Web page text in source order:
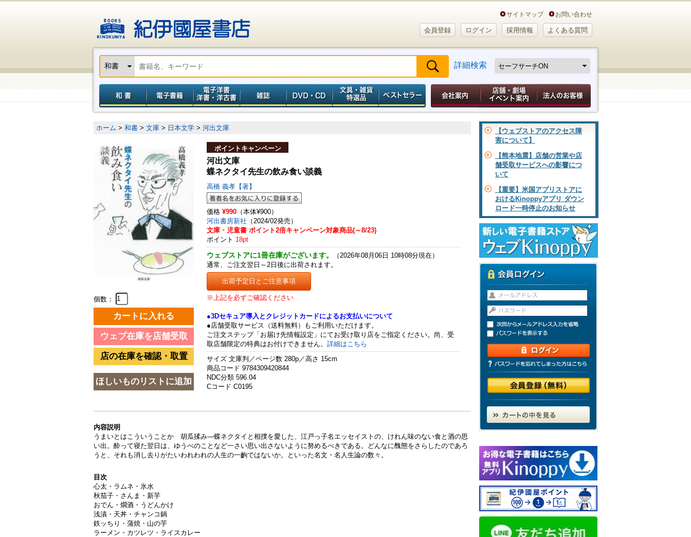
サイトマップ お問い合わせ
会員登録 ログイン 採用情報 よくある質問
詳細検索
ホーム > 和書 > 文庫 > 日本文学 > 河出文庫
個数：
ポイントキャンペーン
河出文庫
蝶ネクタイ先生の飲み食い談義
高橋 義孝【著】
価格 ¥990 （本体¥900）
河出書房新社 （2024/02発売）
文庫・児童書 ポイント2倍キャンペーン対象商品(～8/23)
ポイント 18pt
ウェブストアに1冊在庫がございます。
（2026年08月06日 10時08分現在）
通常、ご注文翌日～2日後に出荷されます。
出荷予定日とご注意事項
※上記を必ずご確認ください
●3Dセキュア導入とクレジットカードによるお支払いについて
●店舗受取サービス（送料無料）もご利用いただけます。
ご注文ステップ「お届け先情報設定」にてお受け取り店をご指定ください。尚、受
取店舗限定の特典はお付けできません。 詳細はこちら
サイズ 文庫判／ページ数 280p／高さ 15cm
商品コード 9784309420844
NDC分類 596.04
Cコード C0195
内容説明
うまいとはこういうことか 胡瓜揉み―蝶ネクタイと相撲を愛した、江戸っ子名エッセイストの、けれん味のない食と酒の思
い出。酔って寝た翌日は、ゆうべのことなど一さい思い出さないように努めるべきである。どんなに醜態をさらしたのであろ
うと、それも消し去りがたいわれわれの人生の一齣ではないか。といった名文・名人生論の数々。
目次
心太・ラムネ・氷水
秋茄子・さんま・新芋
おでん・燗酒・うどんかけ
浅漬・天丼・チャンコ鍋
鉄ッちり・蒲焼・山の芋
ラーメン・カツレツ・ライスカレー
【ウェブストアのアクセス障
害について】
【熊本地震】店舗の営業や店
舗受取サービスへの影響につ
いて
【重要】米国アプリストアに
おけるKinoppyアプリ ダウン
ロード一時停止のお知らせ